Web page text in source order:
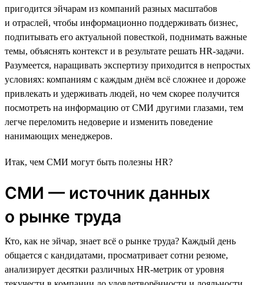
пригодится эйчарам из компаний разных масштабов
и отраслей, чтобы информационно поддерживать бизнес,
подпитывать его актуальной повесткой, поднимать важные
темы, объяснять контекст и в результате решать HR-задачи.
Разумеется, наращивать экспертизу приходится в непростых
условиях: компаниям с каждым днём всё сложнее и дороже
привлекать и удерживать людей, но чем скорее получится
посмотреть на информацию от СМИ другими глазами, тем
легче переломить недоверие и изменить поведение
нанимающих менеджеров.
Итак, чем СМИ могут быть полезны HR?
СМИ — источник данных
о рынке труда
Кто, как не эйчар, знает всё о рынке труда? Каждый день
общается с кандидатами, просматривает сотни резюме,
анализирует десятки различных HR-метрик от уровня